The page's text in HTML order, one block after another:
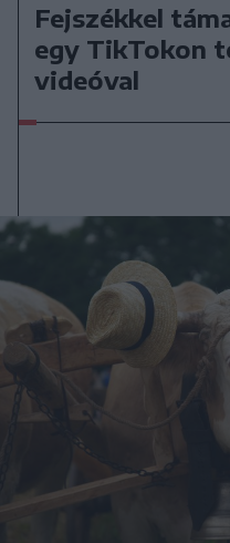
Fejszékkel
egy TikTokon
videóval